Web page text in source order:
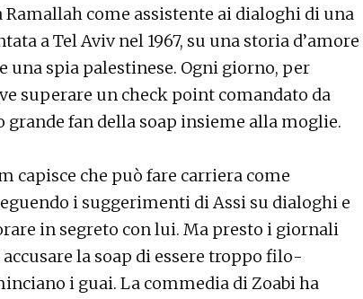
come assistente ai dialoghi di una
a Tel Aviv nel 1967, su una storia d’amore
una spia palestinese. Ogni giorno, per
superare un check point comandato da
fan della soap insieme alla moglie.
capisce che può fare carriera come
i suggerimenti di Assi su dialoghi e
in segreto con lui. Ma presto i giornali
la soap di essere troppo filo-
i guai. La commedia di Zoabi ha